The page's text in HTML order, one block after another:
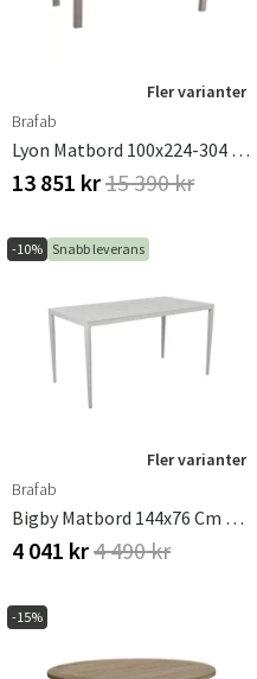
Sverige
Norge
Fler varianter
Brafab
Lyon Matbord 100x224-304 Cm Khaki/Teak
13 851 kr15 390 kr
-10% Snabb leverans
Fler varianter
Brafab
Bigby Matbord 144x76 Cm Ljusgrå
4 041 kr4 490 kr
-15%